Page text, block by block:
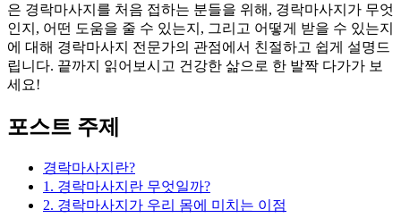
은 경락마사지를 처음 접하는 분들을 위해, 경락마사지가 무엇
인지, 어떤 도움을 줄 수 있는지, 그리고 어떻게 받을 수 있는지
에 대해 경락마사지 전문가의 관점에서 친절하고 쉽게 설명드
립니다. 끝까지 읽어보시고 건강한 삶으로 한 발짝 다가가 보
세요!
포스트 주제
경락마사지란?
1. 경락마사지란 무엇일까?
2. 경락마사지가 우리 몸에 미치는 이점